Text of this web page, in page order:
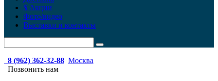
$ Акции
Фото/видео
Выставки и контакты
8 (962) 362-32-88 Москва
Позвонить нам